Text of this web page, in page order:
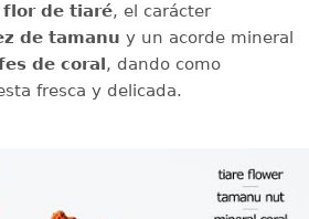
flor de tiaré, el carácter
de tamanu y un acorde mineral
de coral, dando como
fresca y delicada.